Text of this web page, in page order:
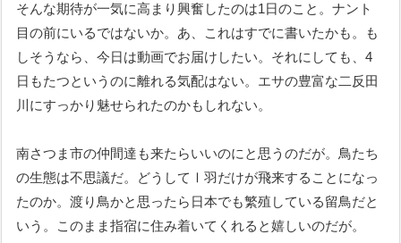
そんな期待が一気に高まり興奮したのは1日のこと。ナント
目の前にいるではないか。あ、これはすでに書いたかも。も
しそうなら、今日は動画でお届けしたい。それにしても、4
日もたつというのに離れる気配はない。エサの豊富な二反田
川にすっかり魅せられたのかもしれない。
南さつま市の仲間達も来たらいいのにと思うのだが。鳥たち
の生態は不思議だ。どうしてⅠ羽だけが飛来することになっ
たのか。渡り鳥かと思ったら日本でも繁殖している留鳥だと
いう。このまま指宿に住み着いてくれると嬉しいのだが。